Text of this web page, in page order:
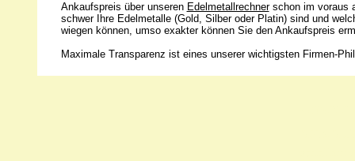
Ankaufspreis über unseren Edelmetallrechnerschon im voraus
schwer Ihre Edelmetalle (Gold, Silber oder Platin) sind und
wiegen können, umso exakter können Sie den Ankaufspreis
Maximale Transparenz ist eines unserer wichtigsten Firmen-